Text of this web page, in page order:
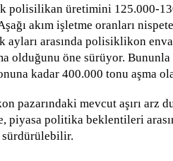
polisilikan üretimini 125.000-
akım işletme oranları
ayları arasında polisiklikon
olduğunu öne sürüyor.
kadar 400.000 tonu aşma
pazarındaki mevcut aşırı arz
piyasa politika beklentileri